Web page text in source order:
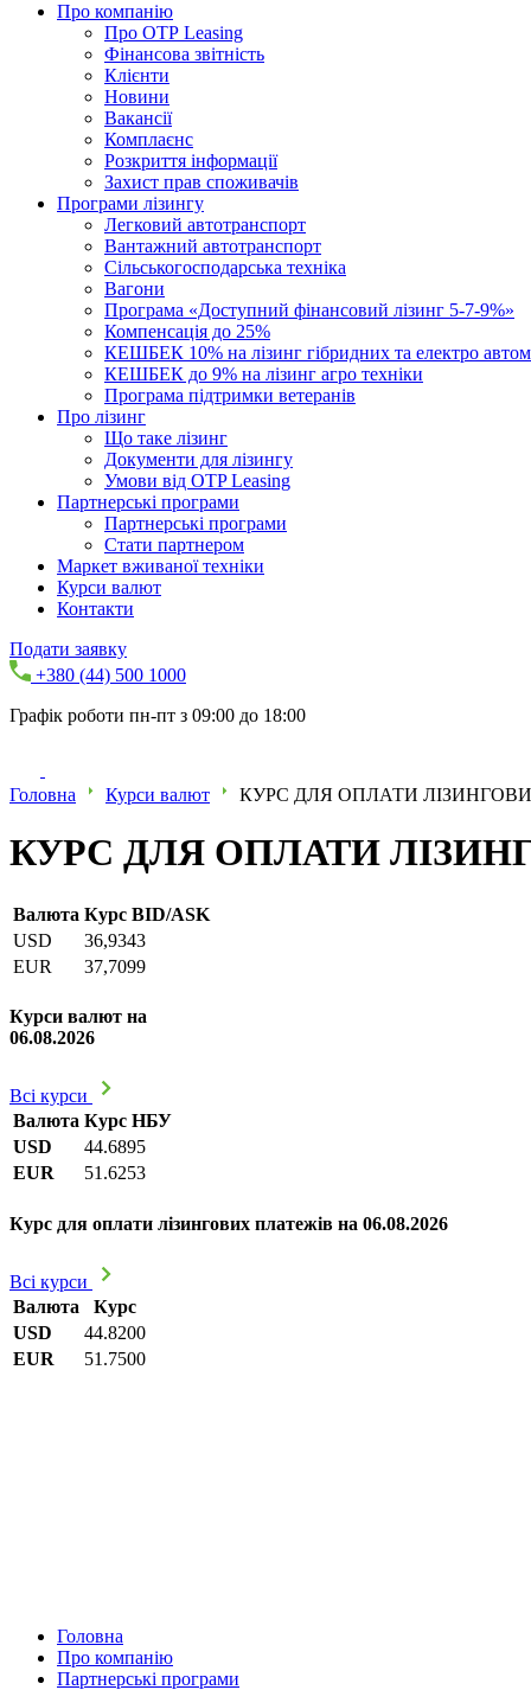
Про компанію
Про ОТР Leasing
Фінансова звітність
Клієнти
Новини
Вакансії
Комплаєнс
Розкриття інформації
Захист прав споживачів
Програми лізингу
Легковий автотранспорт
Вантажний автотранспорт
Cільськогосподарська техніка
Вагони
Програма «Доступний фінансовий лізинг 5-7-9%»
Компенсація до 25%
КЕШБЕК 10% на лізинг гібридних та електро
КЕШБЕК до 9% на лізинг агро техніки
Програма підтримки ветеранів
Про лізинг
Що таке лізинг
Документи для лізингу
Умови від OTP Leasing
Партнерські програми
Партнерські програми
Стати партнером
Маркет вживаної техніки
Курси валют
Контакти
Подати заявку
+380 (44) 500 1000
Графік роботи пн-пт з 09:00 до 18:00
Головна Курси валют КУРС ДЛЯ ОПЛАТИ
КУРС ДЛЯ ОПЛАТИ
Валюта Курс BID/ASK
USD
36,9343
EUR
37,7099
Курси валют на
06.08.2026
Всі курси
Валюта Курс НБУ
USD
44.6895
EUR
51.6253
Курс для оплати лізингових платежів на 06.08.2026
Всі курси
Валюта
Курс
USD
44.8200
EUR
51.7500
Головна
Про компанію
Партнерські програми